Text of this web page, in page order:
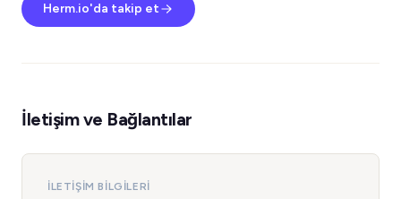
Herm.io'da takip et
İletişim ve Bağlantılar
İLETIŞIM BILGILERI